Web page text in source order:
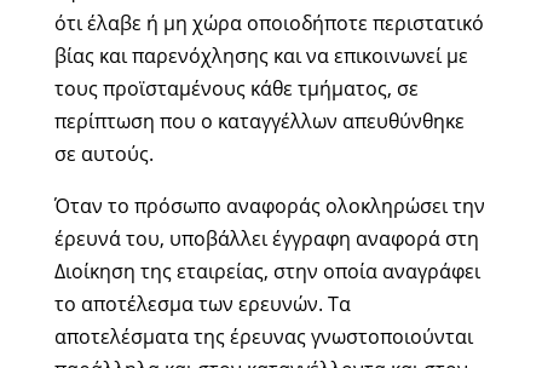
ότι έλαβε ή μη χώρα οποιοδήποτε περιστατικό
βίας και παρενόχλησης και να επικοινωνεί με
τους προϊσταμένους κάθε τμήματος, σε
περίπτωση που ο καταγγέλλων απευθύνθηκε
σε αυτούς.
Όταν το πρόσωπο αναφοράς ολοκληρώσει την
έρευνά του, υποβάλλει έγγραφη αναφορά στη
Διοίκηση της εταιρείας, στην οποία αναγράφει
το αποτέλεσμα των ερευνών. Τα
αποτελέσματα της έρευνας γνωστοποιούνται